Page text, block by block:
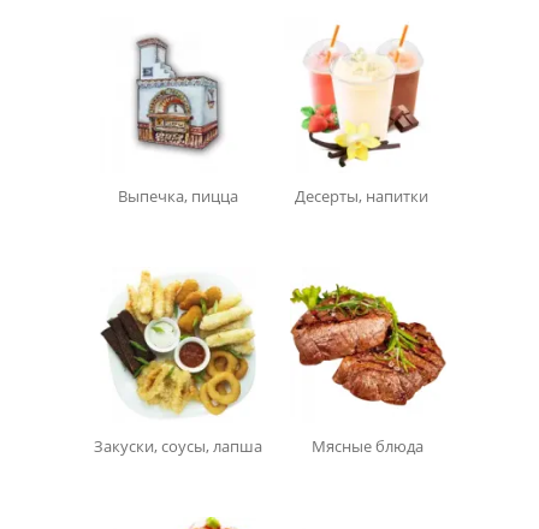
Выпечка, пицца Десерты, напитки
Закуски, соусы, лапша Мясные блюда